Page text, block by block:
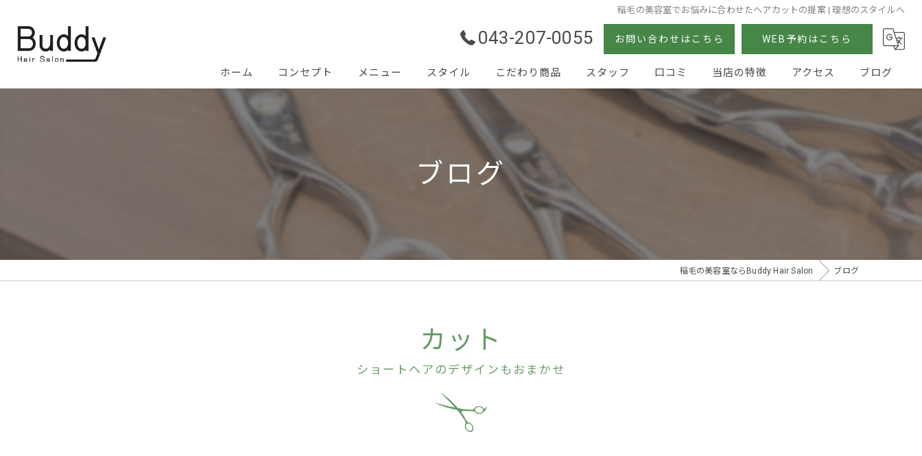
稲毛の美容室でお悩みに合わせたヘアカットの提案 | 理想のスタイルへ
043-207-0055 お問い合わせはこちら WEB予約はこちら
ホーム コンセプト メニュー スタイル こだわり商品 スタッフ 口コミ 当店の特徴
カット
カラー
アクセス ブログ
ブログ
稲毛の美容室ならBuddy Hair Salon ブログ
カット
ショートヘアのデザインもおまかせ